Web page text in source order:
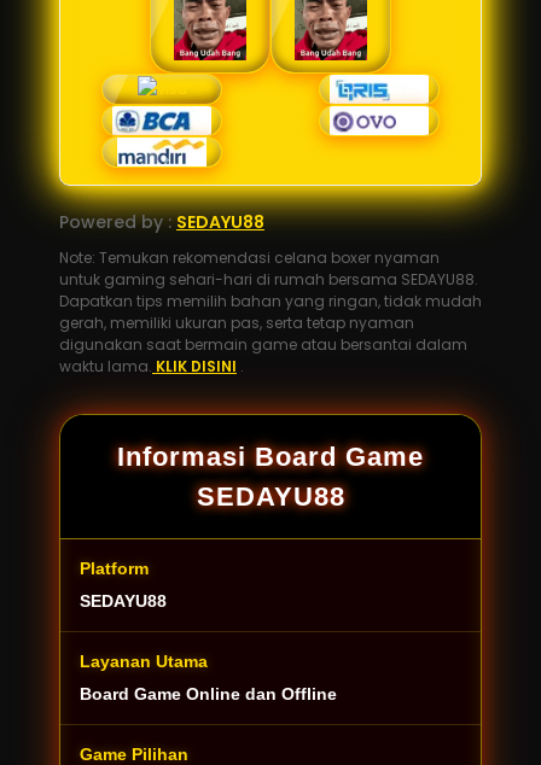
Powered by :SEDAYU88
Note: Temukan rekomendasi celana boxer nyaman
untuk gaming sehari-hari di rumah bersama SEDAYU88.
Dapatkan tips memilih bahan yang ringan, tidak mudah
gerah, memiliki ukuran pas, serta tetap nyaman
digunakan saat bermain game atau bersantai dalam
waktu lama. KLIK DISINI .
Informasi Board Game
SEDAYU88
Platform
SEDAYU88
Layanan Utama
Board Game Online dan Offline
Game Pilihan